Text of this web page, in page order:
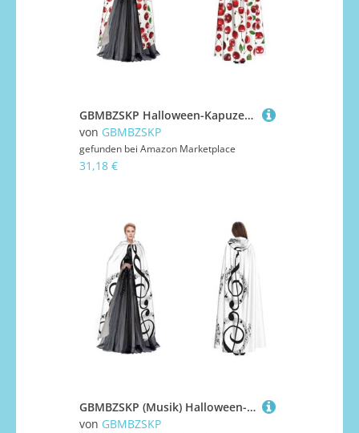
GBMBZSKP Halloween-Kapuzenumhang, Maskerade, Party, Cosplay, Ostern, Unisex, mit Kapuze, Vampir-Hexen-Umhang für Erwachsene
von GBMBZSKP
gefunden bei Amazon Marketplace
31,18 €
GBMBZSKP (Musik) Halloween-Kapuzenumhang, Maskerade, Party, Cosplay, Kostüme, Ostern, Unisex, Vampir-Hexen-Umhang für Erwachsene
von GBMBZSKP